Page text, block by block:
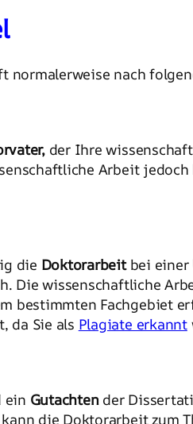
nach
der Ihre
Arbeit
die Doktorarbeitbei einer
Die wissenschaftliche
bestimmten Fachgebiet
da Sie als Plagiate erkannt
ein Gutachtender
die Doktorarbeit zum